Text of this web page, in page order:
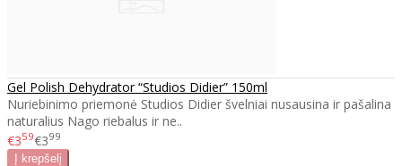
Gel Polish Dehydrator “Studios Didier” 150ml
Nuriebinimo priemonė Studios Didier švelniai nusausina ir pašalina
naturalius Nago riebalus ir ne..
€359€399